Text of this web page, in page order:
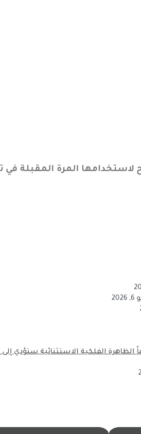
لاستخدامها المرة المقبلة في
الإسلامي على موعد مع ظاهرة نادرة فوق الكعبة بيوم عرفة تتكرر كل 33